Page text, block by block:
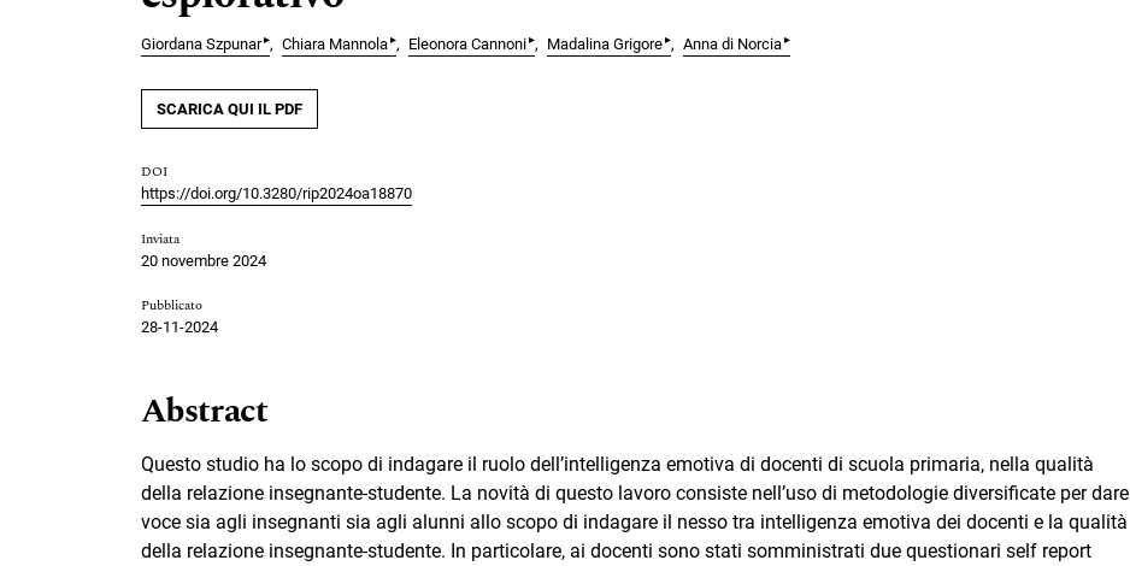
Giordana Szpunar▸ Chiara Mannola▸ Eleonora Cannoni▸ Madalina Grigore▸ Anna di Norcia▸
SCARICA QUI IL PDF
DOI
https://doi.org/10.3280/rip2024oa18870
Inviata
20 novembre 2024
Pubblicato
28-11-2024
Abstract
Questo studio ha lo scopo di indagare il ruolo dell’intelligenza emotiva di docenti di scuola primaria, nella qualità
della relazione insegnante-studente. La novità di questo lavoro consiste nell’uso di metodologie diversificate per dare
voce sia agli insegnanti sia agli alunni allo scopo di indagare il nesso tra intelligenza emotiva dei docenti e la qualità
della relazione insegnante-studente. In particolare, ai docenti sono stati somministrati due questionari self report